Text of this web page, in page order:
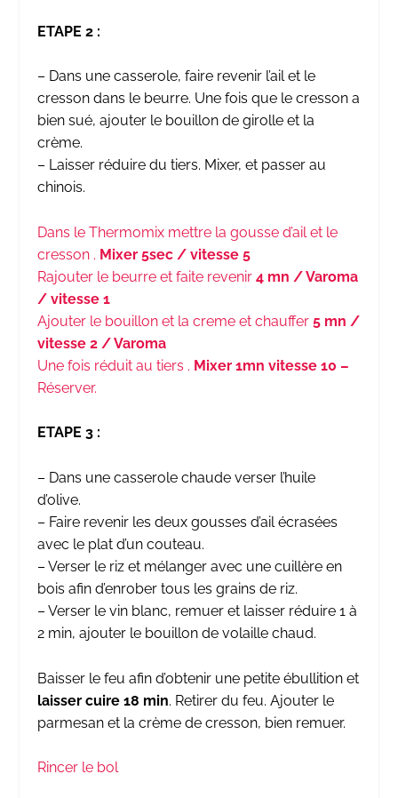
ETAPE 2 :
– Dans une casserole, faire revenir l’ail et le
cresson dans le beurre. Une fois que le cresson a
bien sué, ajouter le bouillon de girolle et la
crème.
– Laisser réduire du tiers. Mixer, et passer au
chinois.
Dans le Thermomix mettre la gousse d’ail et le
cresson . Mixer 5sec / vitesse 5
Rajouter le beurre et faite revenir4 mn / Varoma
/ vitesse 1
Ajouter le bouillon et la creme et chauffer 5 mn /
vitesse 2 / Varoma
Une fois réduit au tiers . Mixer 1mn vitesse 10 –
Réserver.
ETAPE 3 :
– Dans une casserole chaude verser l’huile
d’olive.
– Faire revenir les deux gousses d’ail écrasées
avec le plat d’un couteau.
– Verser le riz et mélanger avec une cuillère en
bois afin d’enrober tous les grains de riz.
– Verser le vin blanc, remuer et laisser réduire 1 à
2 min, ajouter le bouillon de volaille chaud.
Baisser le feu afin d’obtenir une petite ébullition et
laisser cuire 18 min. Retirer du feu. Ajouter le
parmesan et la crème de cresson, bien remuer.
Rincer le bol